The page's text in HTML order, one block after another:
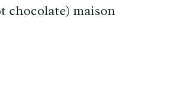
chocolate) maison